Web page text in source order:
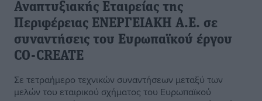
Αναπτυξιακής Εταιρείας της
Περιφέρειας ΕΝΕΡΓΕΙΑΚΗ Α.Ε. σε
συναντήσεις του Ευρωπαϊκού έργου
CO-CREATE
Σε τετραήμερο τεχνικών συναντήσεων μεταξύ των
μελών του εταιρικού σχήματος του Ευρωπαϊκού